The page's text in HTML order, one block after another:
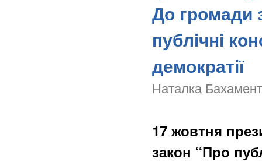
До громади
публічні
демократії
Наталка
17 жовтня
закон “Про